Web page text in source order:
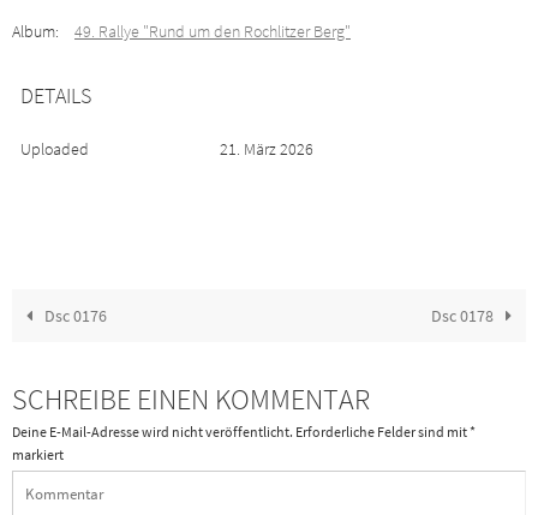
Album: 49. Rallye "Rund um den Rochlitzer Berg"
DETAILS
Uploaded 21. März 2026
Dsc 0176 Dsc 0178
SCHREIBE EINEN KOMMENTAR
Deine E-Mail-Adresse wird nicht veröffentlicht. Erforderliche Felder sind mit*
markiert